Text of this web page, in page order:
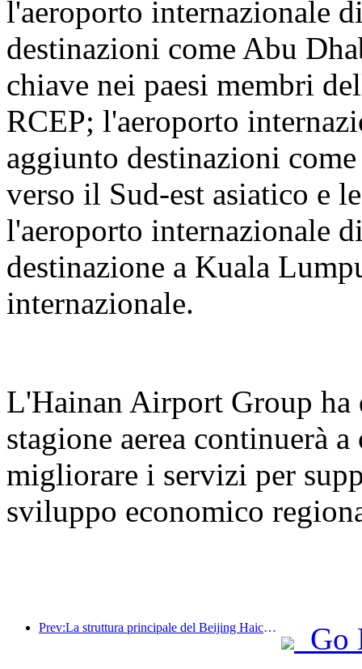
l'aeroporto internazionale
destinazioni come Abu
chiave nei paesi membri
RCEP; l'aeroporto
aggiunto destinazioni
verso il Sud-est asiatico e
l'aeroporto internazionale
destinazione a Kuala
internazionale.
L'Hainan Airport Group ha
stagione aerea continuerà
migliorare i servizi per
sviluppo economico
Prev:La struttura principale del Beijing Haichang Ocean Park dovrebbe raggiungere la sommità entro la fine dell'anno, con il completamento e l'apertura previsti per il 2027.
Go